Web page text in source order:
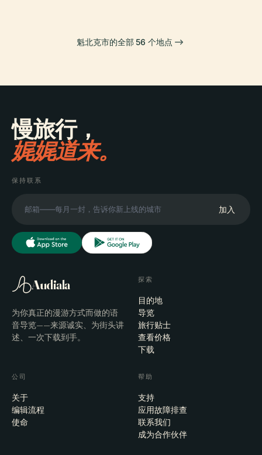
魁北克市的全部 56 个地点
慢旅行，
娓娓道来。
保持联系
加入
Audiala
为你真正的漫游方式而做的语
音导览——来源诚实、为街头讲
述、一次下载到手。
探索
目的地
导览
旅行贴士
查看价格
下载
公司
关于
编辑流程
使命
帮助
支持
应用故障排查
联系我们
成为合作伙伴